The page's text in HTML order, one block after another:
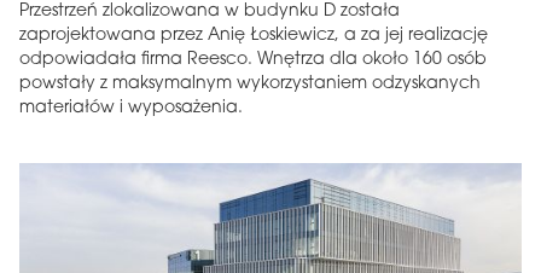
Przestrzeń zlokalizowana w budynku D została
zaprojektowana przez Anię Łoskiewicz, a za jej realizację
odpowiadała firma Reesco. Wnętrza dla około 160 osób
powstały z maksymalnym wykorzystaniem odzyskanych
materiałów i wyposażenia.